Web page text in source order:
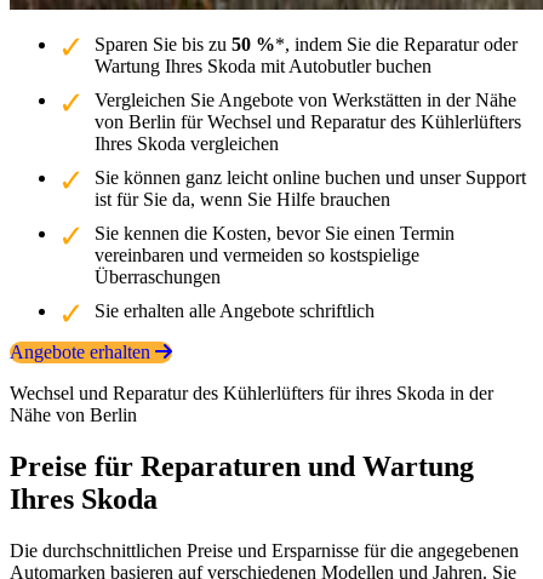
Sparen Sie bis zu 50 %*, indem Sie die Reparatur oder
Wartung Ihres Skoda mit Autobutler buchen
Vergleichen Sie Angebote von Werkstätten in der Nähe
von Berlin für Wechsel und Reparatur des Kühlerlüfters
Ihres Skoda vergleichen
Sie können ganz leicht online buchen und unser Support
ist für Sie da, wenn Sie Hilfe brauchen
Sie kennen die Kosten, bevor Sie einen Termin
vereinbaren und vermeiden so kostspielige
Überraschungen
Sie erhalten alle Angebote schriftlich
Angebote erhalten
Wechsel und Reparatur des Kühlerlüfters für ihres Skoda in der
Nähe von Berlin
Preise für Reparaturen und Wartung
Ihres Skoda
Die durchschnittlichen Preise und Ersparnisse für die angegebenen
Automarken basieren auf verschiedenen Modellen und Jahren. Sie